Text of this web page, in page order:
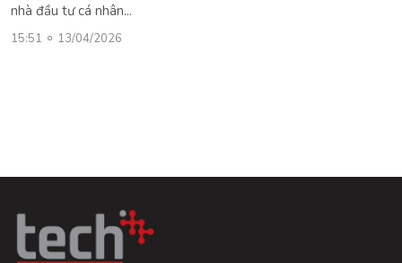
nhà đầu tư cá nhân...
15:51 13/04/2026